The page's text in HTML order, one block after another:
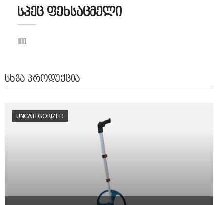
სპეც ფეხსაცმელი
ᲡᲮᲕᲐ ᲞᲠᲝᲓᲣᲥᲪᲘᲐ
UNCATEGORIZED